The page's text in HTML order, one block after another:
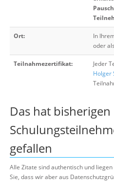
Ort:
In
oder als
Teilnahmezertifikat: Jeder
Holger
Das hat bisherigen
gefallen
Alle Zitate sind authentisch und
Sie, dass wir aber aus